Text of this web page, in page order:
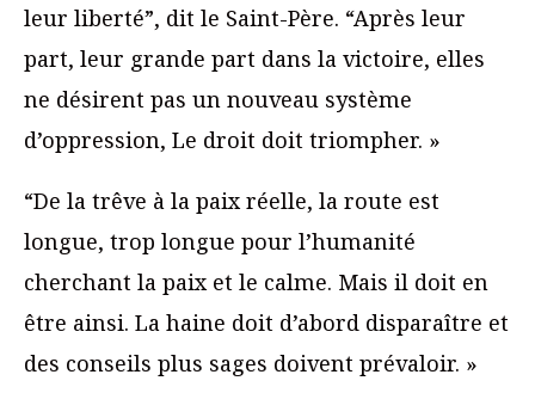
leur liberté”, dit le Saint-Père. “Après leur
part, leur grande part dans la victoire, elles
ne désirent pas un nouveau système
d’oppression, Le droit doit triompher. »
“De la trêve à la paix réelle, la route est
longue, trop longue pour l’humanité
cherchant la paix et le calme. Mais il doit en
être ainsi. La haine doit d’abord disparaître et
des conseils plus sages doivent prévaloir. »